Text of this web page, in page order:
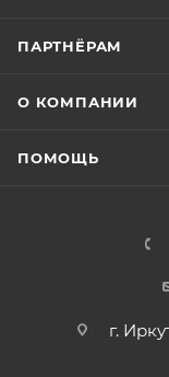
ПАРТНЁРАМ
О КОМПАНИИ
ПОМОЩЬ
г.